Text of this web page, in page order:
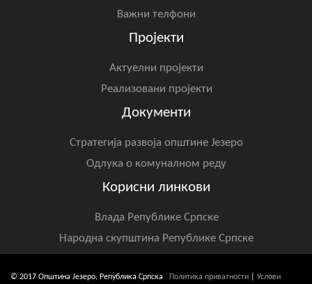
Важни телфони
Пројекти
Актуелни пројекти
Реализовани пројекти
Документи
Стратегија развоја општине Језеро
Одлука о комуналном реду
Корисни линкови
Влада Републике Српске
Народна скупштина Републике Српске
© 2017 Општина Језеро, Република Српска Политика приватности Услови